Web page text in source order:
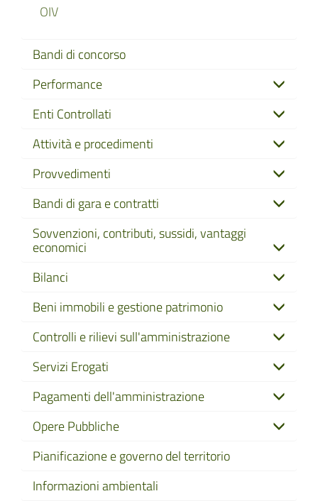
OIV
Bandi di concorso
Performance
Enti Controllati
Attività e procedimenti
Provvedimenti
Bandi di gara e contratti
Sovvenzioni, contributi, sussidi, vantaggi
economici
Bilanci
Beni immobili e gestione patrimonio
Controlli e rilievi sull'amministrazione
Servizi Erogati
Pagamenti dell'amministrazione
Opere Pubbliche
Pianificazione e governo del territorio
Informazioni ambientali